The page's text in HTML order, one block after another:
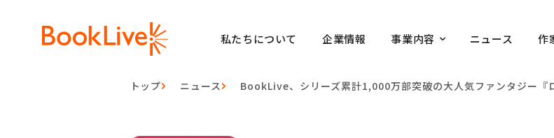
私たちについて 企業情報 事業内容 ニュース 作
トップ ニュース BookLive、シリーズ累計1,000万部突破の大人気ファンタジー『